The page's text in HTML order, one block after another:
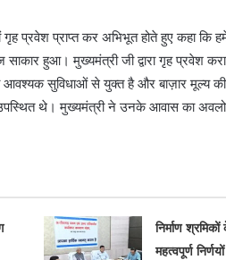
गृह प्रवेश प्राप्त कर अभिभूत होते हुए कहा
हुआ। मुख्यमंत्री जी द्वारा गृह प्रवेश
आवश्यक सुविधाओं से युक्त है और बाज़ार मूल्य
थे। मुख्यमंत्री ने उनके आवास का
निर्माण
महत्वपूर्ण